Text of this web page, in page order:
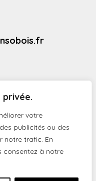
votre
publicités ou des
notre trafic. En
consentez à notre
Bois